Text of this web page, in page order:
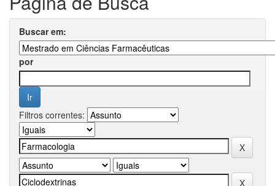
Buscar em:
por
Filtros correntes: